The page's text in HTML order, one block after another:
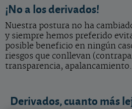
¡No a los derivados!
Nuestra postura no ha
y siempre hemos preferido
posible beneficio en ningún
riesgos que conllevan
transparencia,
Derivados, cuanto más